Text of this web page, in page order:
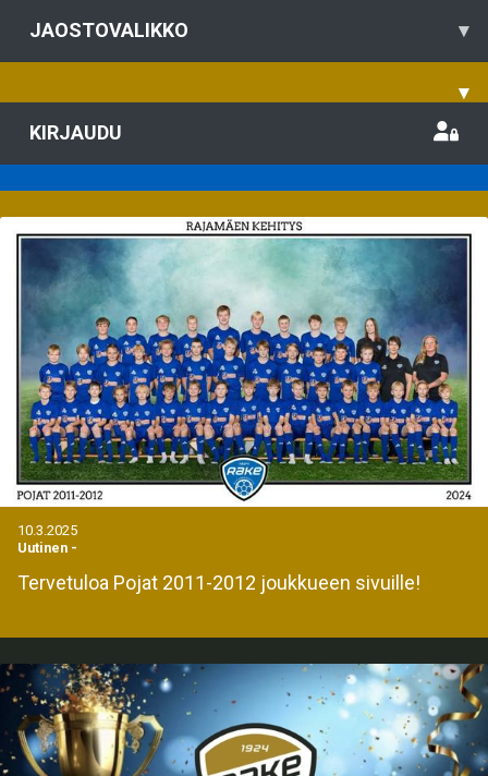
JAOSTOVALIKKO ▾
▾
KIRJAUDU
10.3.2025
Uutinen -
Tervetuloa Pojat 2011-2012 joukkueen sivuille!